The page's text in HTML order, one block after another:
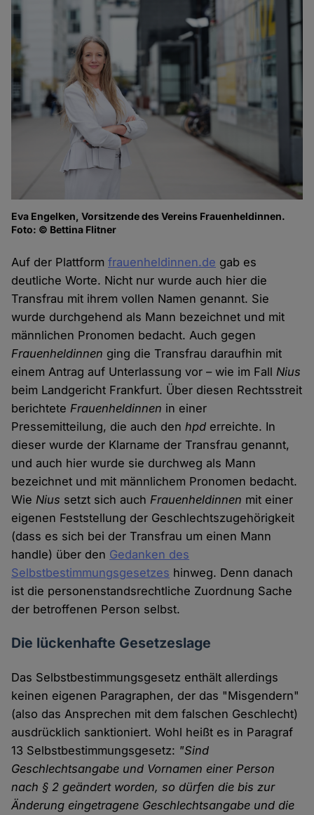
Eva Engelken, Vorsitzende des Vereins Frauenheldinnen.
Foto: © Bettina Flitner
Auf der Plattformfrauenheldinnen.de gab es
deutliche Worte. Nicht nur wurde auch hier die
Transfrau mit ihrem vollen Namen genannt. Sie
wurde durchgehend als Mann bezeichnet und mit
männlichen Pronomen bedacht. Auch gegen
Frauenheldinnen ging die Transfrau daraufhin mit
einem Antrag auf Unterlassung vor – wie im FallNius
beim Landgericht Frankfurt. Über diesen Rechtsstreit
berichteteFrauenheldinnen in einer
Pressemitteilung, die auch denhpd erreichte. In
dieser wurde der Klarname der Transfrau genannt,
und auch hier wurde sie durchweg als Mann
bezeichnet und mit männlichem Pronomen bedacht.
WieNius setzt sich auchFrauenheldinnen mit einer
eigenen Feststellung der Geschlechtszugehörigkeit
(dass es sich bei der Transfrau um einen Mann
handle) über den Gedanken des
Selbstbestimmungsgesetzes hinweg. Denn danach
ist die personenstandsrechtliche Zuordnung Sache
der betroffenen Person selbst.
Die lückenhafte Gesetzeslage
Das Selbstbestimmungsgesetz enthält allerdings
keinen eigenen Paragraphen, der das "Misgendern"
(also das Ansprechen mit dem falschen Geschlecht)
ausdrücklich sanktioniert. Wohl heißt es in Paragraf
13 Selbstbestimmungsgesetz: "Sind
Geschlechtsangabe und Vornamen einer Person
nach § 2 geändert worden, so dürfen die bis zur
Änderung eingetragene Geschlechtsangabe und die